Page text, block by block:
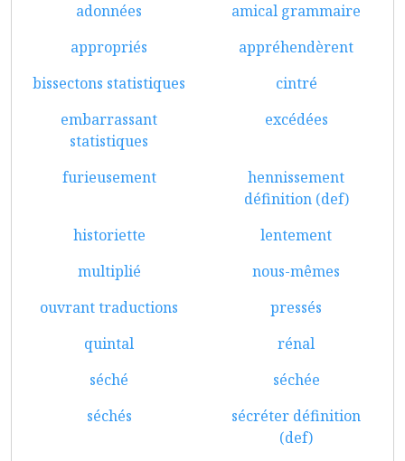
adonnées
amical grammaire
appropriés
appréhendèrent
bissectons statistiques
cintré
embarrassant
statistiques
excédées
furieusement
hennissement
définition (def)
historiette
lentement
multiplié
nous-mêmes
ouvrant traductions
pressés
quintal
rénal
séché
séchée
séchés
sécréter définition
(def)